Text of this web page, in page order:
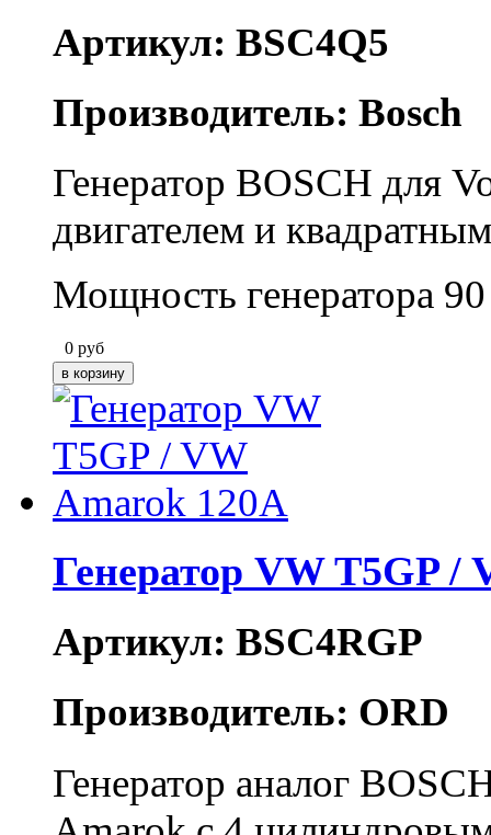
Артикул: BSC4Q5
Производитель: Bosch
Генератор BOSCH для
двигателем и
Мощность генератора
0 руб
Генератор VW T5GP /
Артикул: BSC4RGP
Производитель: ORD
Генератор аналог